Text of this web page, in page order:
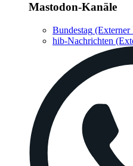
Mastodon-Kanäle
Bundestag (Externer
hib-Nachrichten